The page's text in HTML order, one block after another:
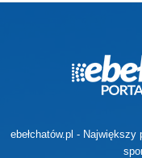
ebełchatów.pl -